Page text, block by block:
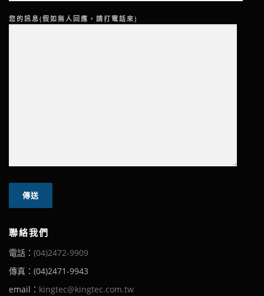
您的訊息(假如無人回應，請打電話來)
聯絡我們
電話： (04)2472-9909
傳真：(04)2471-9943
email： kingtec@kingtec.com.tw